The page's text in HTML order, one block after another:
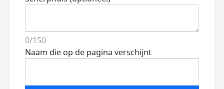
0/150
Naam die op de pagina verschijnt